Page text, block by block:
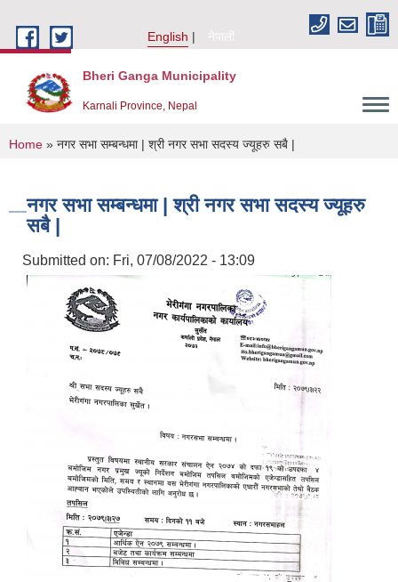
English
नेपाली
Bheri Ganga Municipality
Karnali Province, Nepal
You are here
Home » नगर सभा सम्बन्धमा | श्री नगर सभा सदस्य ज्यूहरु सबै |
नगर सभा सम्बन्धमा | श्री नगर सभा सदस्य ज्यूहरु
सबै |
Submitted on: Fri, 07/08/2022 - 13:09